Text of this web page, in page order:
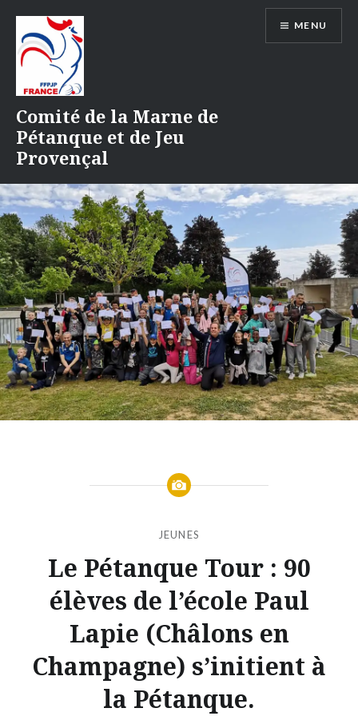
contenu
Comité de la Marne de
Pétanque et de Jeu
Provençal
MENU
JEUNES
Le Pétanque Tour : 90
élèves de l’école Paul
Lapie (Châlons en
Champagne) s’initient à
la Pétanque.